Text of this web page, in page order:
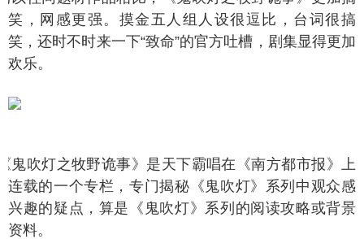
笑，网感更强。摸金五人组人设很逗比，台词很搞
笑，还时不时来一下“致命”的官方吐槽，剧集显得更加
欢乐。
吹灯之牧野诡事》是天下霸唱在《南方都市报》上
连载的一个专栏，专门揭秘《鬼吹灯》系列中观众感
兴趣的疑点，算是《鬼吹灯》系列的阅读攻略或背景
资料。